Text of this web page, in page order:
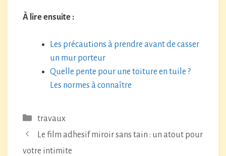
À lire ensuite :
Les précautions à prendre avant de casser
un mur porteur
Quelle pente pour une toiture en tuile ?
Les normes à connaître
Catégories
travaux
Le film adhesif miroir sans tain : un atout pour
votre intimite